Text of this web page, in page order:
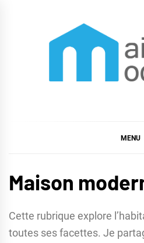
MENU
Maison
Cette rubrique explore
toutes ses facettes. Je